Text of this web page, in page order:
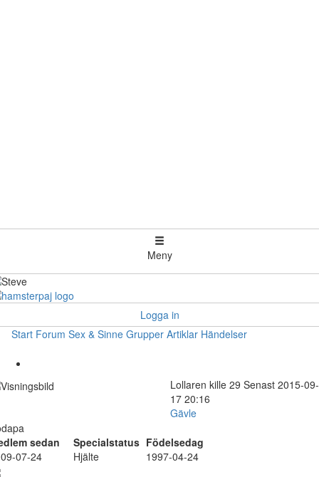
Meny
Logga in
Start Forum Sex & Sinne Grupper Artiklar Händelser
Lollaren kille 29 Senast 2015-09-
17 20:16
Gävle
sedan
Specialstatus Födelsedag
07-24
Hjälte 1997-04-24